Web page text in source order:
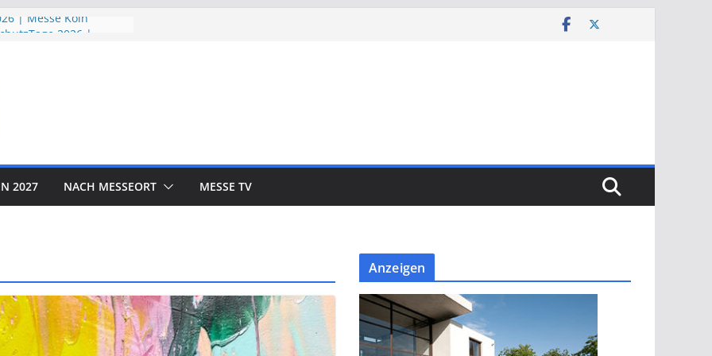
| Messe Köln
| Messe München
EXPO 2026 | Messe
2027 NACH MESSEORT MESSE TV
Anzeigen